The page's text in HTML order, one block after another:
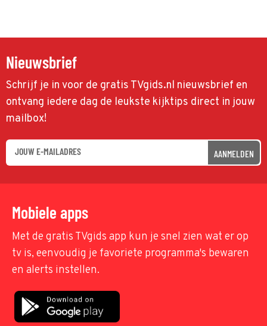
Nieuwsbrief
Schrijf je in voor de gratis TVgids.nl nieuwsbrief en
ontvang iedere dag de leukste kijktips direct in jouw
mailbox!
AANMELDEN
Mobiele apps
Met de gratis TVgids app kun je snel zien wat er op
tv is, eenvoudig je favoriete programma's bewaren
en alerts instellen.